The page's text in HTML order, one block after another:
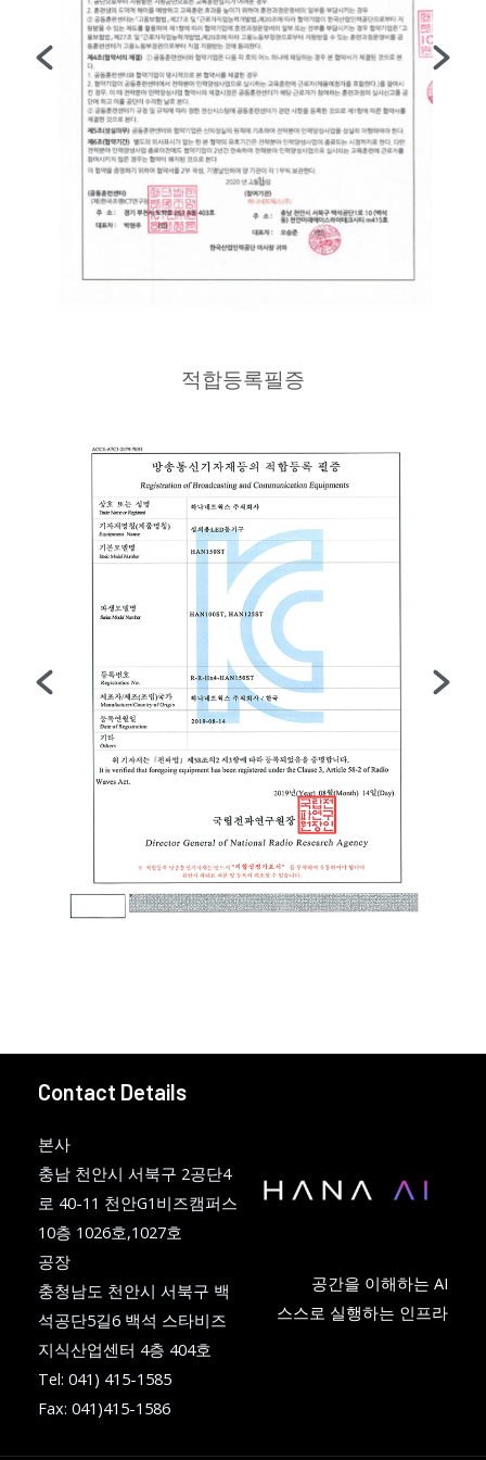
적합등록필증
Contact Details
본사
충남 천안시 서북구 2공단4
로 40-11 천안G1비즈캠퍼스
10층 1026호,1027호
공장
충청남도 천안시 서북구 백
석공단5길6 백석 스타비즈
지식산업센터 4층 404호
Tel: 041) 415-1585
Fax: 041)415-1586
공간을 이해하는 AI
스스로 실행하는 인프라